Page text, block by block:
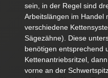
sein, in der Regel sind
Arbeitslängen im Handel
verschiedene
Sägezähne). Diese
benötigen entsprechend
Kettenantriebsritzel,
vorne an der